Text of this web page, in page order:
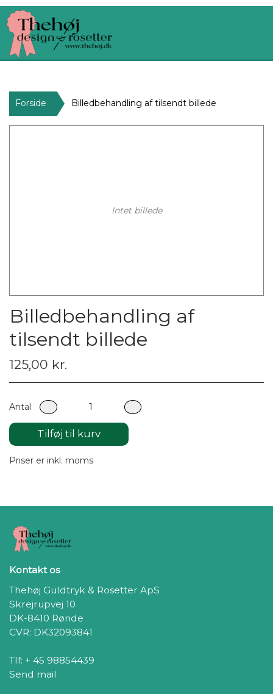
Forside Billedbehandling af tilsendt billede
Intet billede
Billedbehandling af
tilsendt billede
125,00 kr.
Antal
Tilføj til kurv
Priser er inkl. moms
Kontakt os
Thehøj Guldtryk & Rosetter ApS
Skrejrupvej 10
DK-8410 Rønde
CVR: DK32093841
Tlf: + 45 98854439
Send mail